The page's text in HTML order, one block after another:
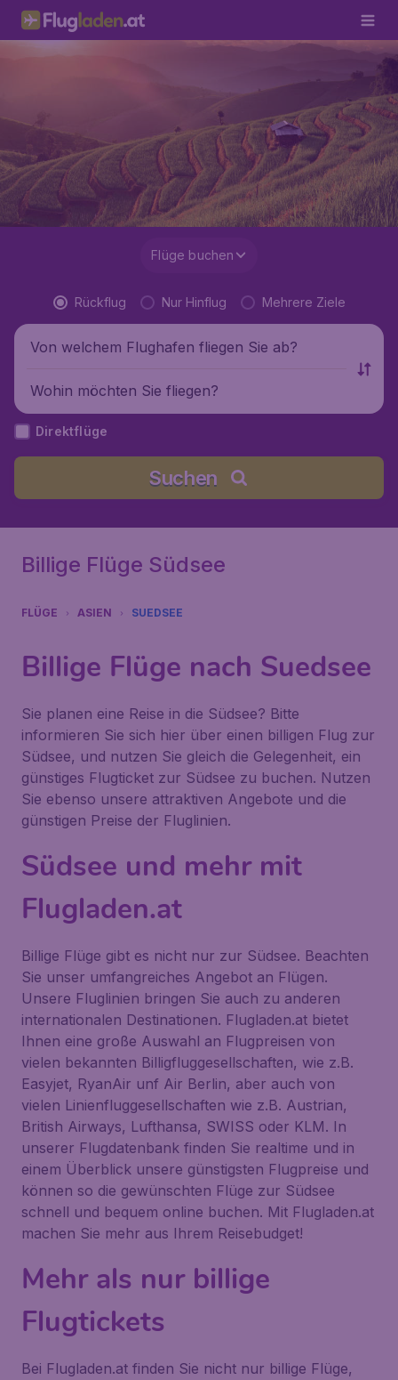
Flüge buchen
Rückflug Nur Hinflug Mehrere Ziele
Von welchem Flughafen fliegen Sie ab?
Wohin möchten Sie fliegen?
Direktflüge
Suchen
Billige Flüge Südsee
FLÜGE ASIEN SUEDSEE
Billige Flüge nach Suedsee
Sie planen eine Reise in die Südsee? Bitte
informieren Sie sich hier über einen billigen Flug zur
Südsee, und nutzen Sie gleich die Gelegenheit, ein
günstiges Flugticket zur Südsee zu buchen. Nutzen
Sie ebenso unsere attraktiven Angebote und die
günstigen Preise der Fluglinien.
Südsee und mehr mit
Flugladen.at
Billige Flüge gibt es nicht nur zur Südsee. Beachten
Sie unser umfangreiches Angebot an Flügen.
Unsere Fluglinien bringen Sie auch zu anderen
internationalen Destinationen. Flugladen.at bietet
Ihnen eine große Auswahl an Flugpreisen von
vielen bekannten Billigfluggesellschaften, wie z.B.
Easyjet, RyanAir unf Air Berlin, aber auch von
vielen Linienfluggesellschaften wie z.B. Austrian,
British Airways, Lufthansa, SWISS oder KLM. In
unserer Flugdatenbank finden Sie realtime und in
einem Überblick unsere günstigsten Flugpreise und
können so die gewünschten Flüge zur Südsee
schnell und bequem online buchen. Mit Flugladen.at
machen Sie mehr aus Ihrem Reisebudget!
Mehr als nur billige
Flugtickets
Bei Flugladen.at finden Sie nicht nur billige Flüge,